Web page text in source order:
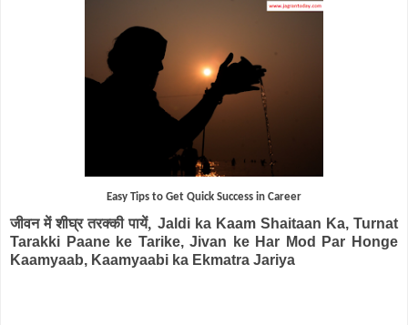
Easy Tips to Get Quick Success in Career
जीवन में शीघ्र तरक्की पायें, Jaldi ka Kaam Shaitaan Ka, Turnat
Tarakki Paane ke Tarike, Jivan ke Har Mod Par Honge
Kaamyaab, Kaamyaabi ka Ekmatra Jariya